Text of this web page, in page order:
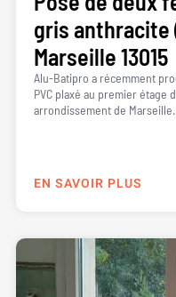
gris anthracite
Marseille 13015
Alu-Batipro a récemment
PVC plaxé au premier étage
arrondissement de
EN SAVOIR PLUS